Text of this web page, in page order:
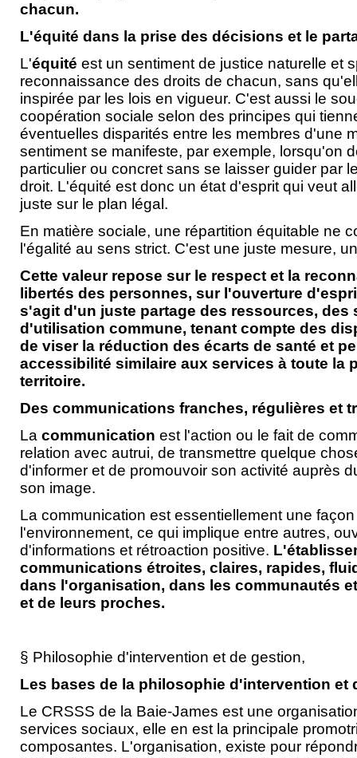
chacun.
L'équité dans la prise des décisions et le
L'équité est un sentiment de justice naturelle et
reconnaissance des droits de chacun, sans
inspirée par les lois en vigueur. C'est aussi le
coopération sociale selon des principes qui
éventuelles disparités entre les membres d'une
sentiment se manifeste, par exemple, lorsqu'on
particulier ou concret sans se laisser guider par
droit. L'équité est donc un état d'esprit qui veut
juste sur le plan légal.
En matière sociale, une répartition équitable ne
l'égalité au sens strict. C'est une juste mesure,
Cette valeur repose sur le respect et la
libertés des personnes, sur l'ouverture
s'agit d'un juste partage des ressources, des
d'utilisation commune, tenant compte des
de viser la réduction des écarts de santé et
accessibilité similaire aux services à toute la
territoire.
Des communications franches, régulières et
La communication est l'action ou le fait de
relation avec autrui, de transmettre quelque
d'informer et de promouvoir son activité auprès
son image.
La communication est essentiellement une
l'environnement, ce qui implique entre autres,
d'informations et rétroaction positive.
communications étroites, claires, rapides,
dans l'organisation, dans les communautés
et de leurs proches.
§ Philosophie d'intervention et de gestion,
Les bases de la philosophie d'intervention et
Le CRSSS de la Baie-James est une
services sociaux, elle en est la principale
composantes. L'organisation, existe pour